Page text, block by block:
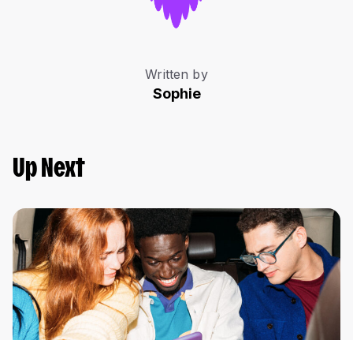
Written by
Sophie
Up Next